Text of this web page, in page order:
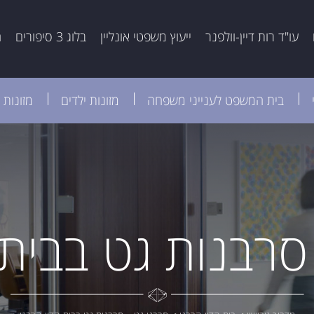
עו"ד רות דיין-וולפנר ייעוץ משפטי אונליין בלוג 3 סיפורים
בית המשפט לענייני משפחה מזונות ילדים
גט